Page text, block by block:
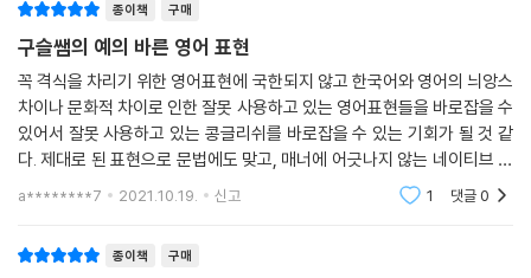
CHAPTER 4 같은 말이면 오해를 막고 예의 바르게 2
UNIT 1 상대 여성이 결혼했다고 말하지 않는 이상 호칭할 때는 〉 Mrs. Ku
???
UNIT 2 연세 드신 어르신을 칭할 때는 〉 old man ???
UNIT 3 서비스업 등에서 도움이 필요할 때는 〉 Waiter ???
UNIT 4 상황이 해결될 때까지 잠시 기다려 달라고 부탁할 때는 〉 Be pati
ent ???
UNIT 6 조심하라고 미리 가볍게 경고해 줄 때는 〉 Warning ???
종이책 구매
구슬쌤의 예의 바른 영어 표현
꼭 격식을 차리기 위한 영어표현에 국한되지 않고 한국어와 영어의 늬앙스
차이나 문화적 차이로 인한 잘못 사용하고 있는 영어표현들을 바로잡을 수
있어서 잘못 사용하고 있는 콩글리쉬를 바로잡을 수 있는 기회가 될 것 같
다. 제대로 된 표현으로 문법에도 맞고, 매너에 어긋나지 않는 네이티브 고
급 영어를 배울 수 있어서 영어 공부에 크게 도움이 된다. 일상생활에서 자
a********7 2021.10.19. 신고 1 댓글0
종이책 구매